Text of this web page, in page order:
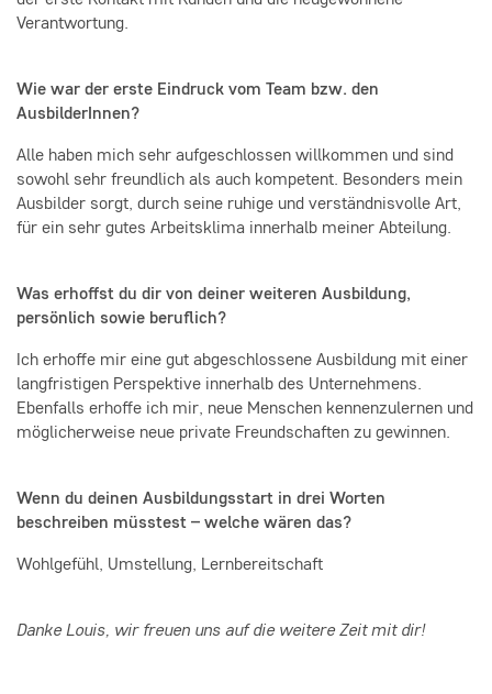
Verantwortung.
Wie war der erste Eindruck vom Team bzw. den
AusbilderInnen?
Alle haben mich sehr aufgeschlossen willkommen und sind
sowohl sehr freundlich als auch kompetent. Besonders mein
Ausbilder sorgt, durch seine ruhige und verständnisvolle Art,
für ein sehr gutes Arbeitsklima innerhalb meiner Abteilung.
Was erhoffst du dir von deiner weiteren Ausbildung,
persönlich sowie beruflich?
Ich erhoffe mir eine gut abgeschlossene Ausbildung mit einer
langfristigen Perspektive innerhalb des Unternehmens.
Ebenfalls erhoffe ich mir, neue Menschen kennenzulernen und
möglicherweise neue private Freundschaften zu gewinnen.
Wenn du deinen Ausbildungsstart in drei Worten
beschreiben müsstest – welche wären das?
Wohlgefühl, Umstellung, Lernbereitschaft
Danke Louis, wir freuen uns auf die weitere Zeit mit dir!